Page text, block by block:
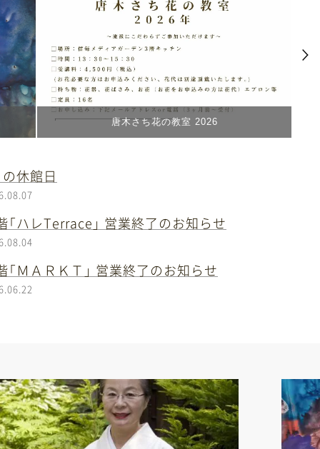
東京大空襲の追想 田中清光
休館日
「ハレTerrace」 営業終了のお知らせ
「ＭＡＲＫＴ」 営業終了のお知らせ